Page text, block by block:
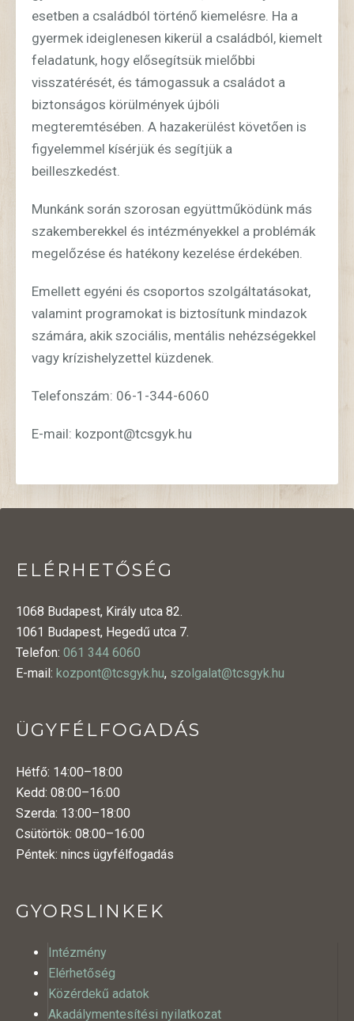
esetben a családból történő kiemelésre. Ha a
gyermek ideiglenesen kikerül a családból, kiemelt
feladatunk, hogy elősegítsük mielőbbi
visszatérését, és támogassuk a családot a
biztonságos körülmények újbóli
megteremtésében. A hazakerülést követően is
figyelemmel kísérjük és segítjük a
beilleszkedést.
Munkánk során szorosan együttműködünk más
szakemberekkel és intézményekkel a problémák
megelőzése és hatékony kezelése érdekében.
Emellett egyéni és csoportos szolgáltatásokat,
valamint programokat is biztosítunk mindazok
számára, akik szociális, mentális nehézségekkel
vagy krízishelyzettel küzdenek.
Telefonszám: 06-1-344-6060
E-mail: kozpont@tcsgyk.hu
ELÉRHETŐSÉG
1068 Budapest, Király utca 82.
1061 Budapest, Hegedű utca 7.
Telefon: 061 344 6060
E-mail: kozpont@tcsgyk.hu, szolgalat@tcsgyk.hu
ÜGYFÉLFOGADÁS
Hétfő: 14:00–18:00
Kedd: 08:00–16:00
Szerda: 13:00–18:00
Csütörtök: 08:00–16:00
Péntek: nincs ügyfélfogadás
GYORSLINKEK
Intézmény
Elérhetőség
Közérdekű adatok
Akadálymentesítési nyilatkozat